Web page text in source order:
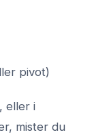
pivot)
eller i
mister du